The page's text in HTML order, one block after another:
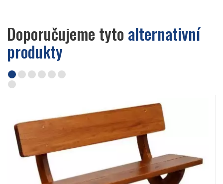
Doporučujeme tyto alternativní
produkty